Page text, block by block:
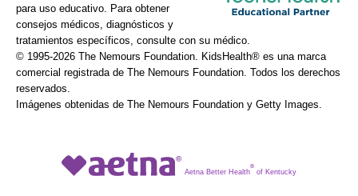
para uso educativo. Para obtener
consejos médicos, diagnósticos y
tratamientos específicos, consulte con su médico.
© 1995-2026 The Nemours Foundation. KidsHealth® es una marca
comercial registrada de The Nemours Foundation. Todos los derechos
reservados.
Imágenes obtenidas de The Nemours Foundation y Getty Images.
Aetna Better Health
®
of Kentucky